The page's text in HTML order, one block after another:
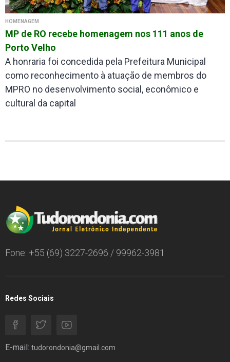
HOMENAGEM
MP de RO recebe homenagem nos 111 anos de
Porto Velho
A honraria foi concedida pela Prefeitura Municipal
como reconhecimento à atuação de membros do
MPRO no desenvolvimento social, econômico e
cultural da capital
Fone: +55 (69) 3227-2696 / 99962-3981
Redes Sociais
E-mail: tudorondonia@gmail.com